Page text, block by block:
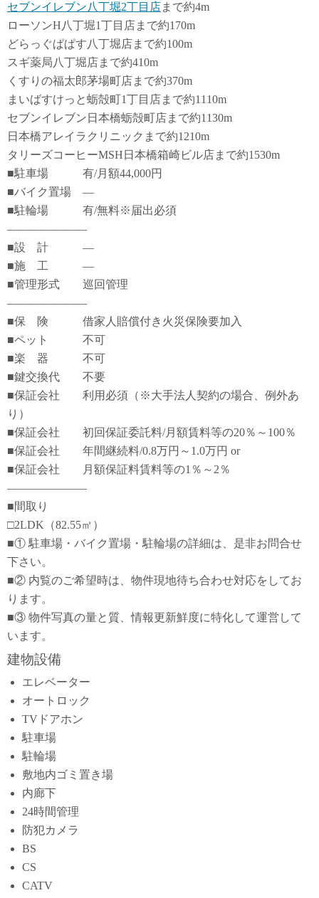
セブンイレブン八丁堀2丁目店まで約4m
ローソンH八丁堀1丁目店まで約170m
どらっぐぱぱす八丁堀店まで約100m
スギ薬局八丁堀店まで約410m
くすりの福太郎茅場町店まで約370m
まいばすけっと蛎殻町1丁目店まで約1110m
セブンイレブン日本橋蛎殻町店まで約1130m
日本橋アレイラクリニックまで約1210m
タリーズコーヒーMSH日本橋箱崎ビル店まで約1530m
■駐車場 有/月額44,000円
■バイク置場 ―
■駐輪場 有/無料※届出必須
―――――――
■設 計 ―
■施 工 ―
■管理形式 巡回管理
―――――――
■保 険 借家人賠償付き火災保険要加入
■ペット 不可
■楽 器 不可
■鍵交換代 不要
■保証会社 利用必須（※大手法人契約の場合、例外あ
り）
■保証会社 初回保証委託料/月額賃料等の20％～100％
■保証会社 年間継続料/0.8万円～1.0万円 or
■保証会社 月額保証料賃料等の1％～2％
―――――――
■間取り
□2LDK（82.55㎡）
■① 駐車場・バイク置場・駐輪場の詳細は、是非お問合せ
下さい。
■② 内覧のご希望時は、物件現地待ち合わせ対応をしてお
ります。
■③ 物件写真の量と質、情報更新鮮度に特化して運営して
います。
建物設備
エレベーター
オートロック
TVドアホン
駐車場
駐輪場
敷地内ゴミ置き場
内廊下
24時間管理
防犯カメラ
BS
CS
CATV